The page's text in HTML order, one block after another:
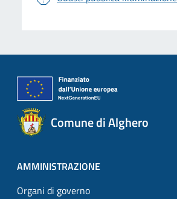
Comune di Alghero
AMMINISTRAZIONE
Organi di governo